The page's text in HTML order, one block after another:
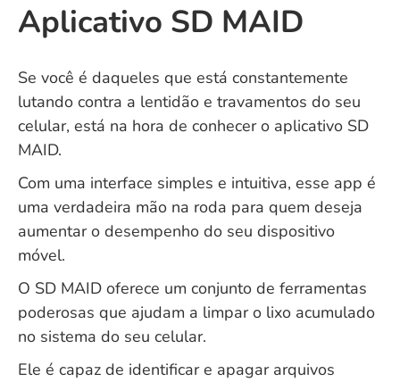
Aplicativo SD MAID
Se você é daqueles que está constantemente
lutando contra a lentidão e travamentos do seu
celular, está na hora de conhecer o aplicativo SD
MAID.
Com uma interface simples e intuitiva, esse app é
uma verdadeira mão na roda para quem deseja
aumentar o desempenho do seu dispositivo
móvel.
O SD MAID oferece um conjunto de ferramentas
poderosas que ajudam a limpar o lixo acumulado
no sistema do seu celular.
Ele é capaz de identificar e apagar arquivos